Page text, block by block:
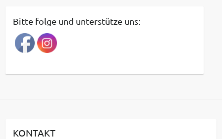
r
a
g
a
v
Bitte folge und unterstütze uns:
KONTAKT